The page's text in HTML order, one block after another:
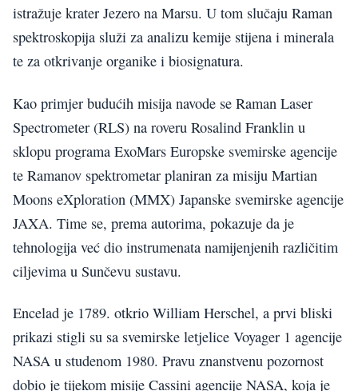
istražuje krater Jezero na Marsu. U tom slučaju Raman
spektroskopija služi za analizu kemije stijena i minerala
te za otkrivanje organike i biosignatura.
Kao primjer budućih misija navode se Raman Laser
Spectrometer (RLS) na roveru Rosalind Franklin u
sklopu programa ExoMars Europske svemirske agencije
te Ramanov spektrometar planiran za misiju Martian
Moons eXploration (MMX) Japanske svemirske agencije
JAXA. Time se, prema autorima, pokazuje da je
tehnologija već dio instrumenata namijenjenih različitim
ciljevima u Sunčevu sustavu.
Encelad je 1789. otkrio William Herschel, a prvi bliski
prikazi stigli su sa svemirske letjelice Voyager 1 agencije
NASA u studenom 1980. Pravu znanstvenu pozornost
dobio je tijekom misije Cassini agencije NASA, koja je